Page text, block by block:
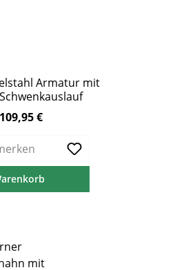
Armatur mit
109,95 €